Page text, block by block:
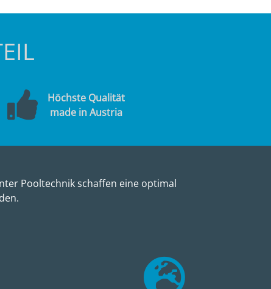
Höchste Qualität
made in Austria
Pooltechnik schaffen eine optimal